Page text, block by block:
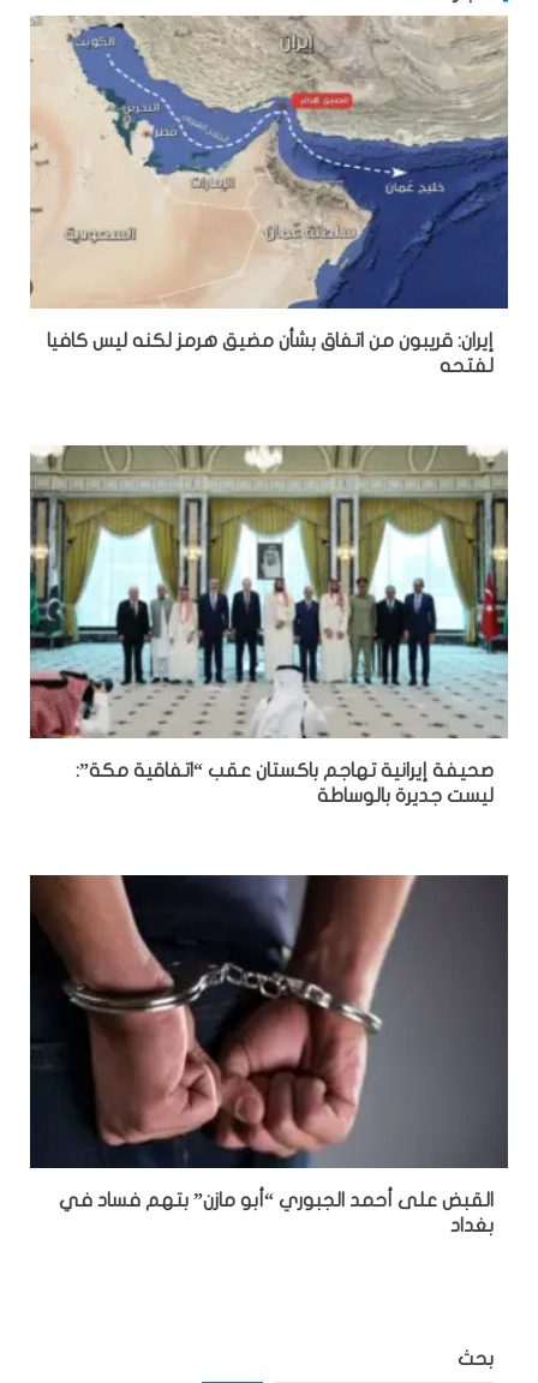
إيران: قريبون من اتفاق بشأن مضيق هرمز لكنه ليس كافيا
لفتحه
صحيفة إيرانية تهاجم باكستان عقب “اتفاقية مكة”:
ليست جديرة بالوساطة
القبض على أحمد الجبوري “أبو مازن” بتهم فساد في
بغداد
بحث